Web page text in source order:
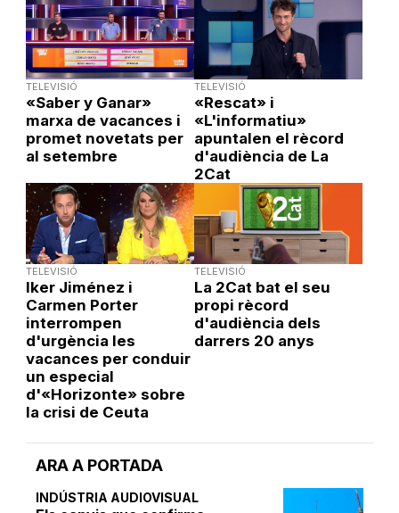
ARA A PORTADA
INDÚSTRIA AUDIOVISUAL
TELEVISIÓ
«Saber y Ganar»
marxa de vacances i
promet novetats per
al setembre
TELEVISIÓ
«Rescat» i
«L'informatiu»
apuntalen el rècord
d'audiència de La
2Cat
TELEVISIÓ
Iker Jiménez i
Carmen Porter
interrompen
d'urgència les
vacances per conduir
un especial
d'«Horizonte» sobre
la crisi de Ceuta
TELEVISIÓ
La 2Cat bat el seu
propi rècord
d'audiència dels
darrers 20 anys